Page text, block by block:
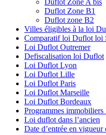
Duflot Zone A bis
Duflot Zone B1
Duflot zone B2
Villes éligibles à la loi
Comparatif loi Duflot loi
Loi Duflot Outremer
Defiscalisation loi Duflot
Loi Duflot Lyon
Loi Duflot Lille
Loi Duflot Paris
Loi Duflot Marseille
Loi Duflot Bordeaux
Programmes
Loi duflot dans l’ancien
Date d’entrée en